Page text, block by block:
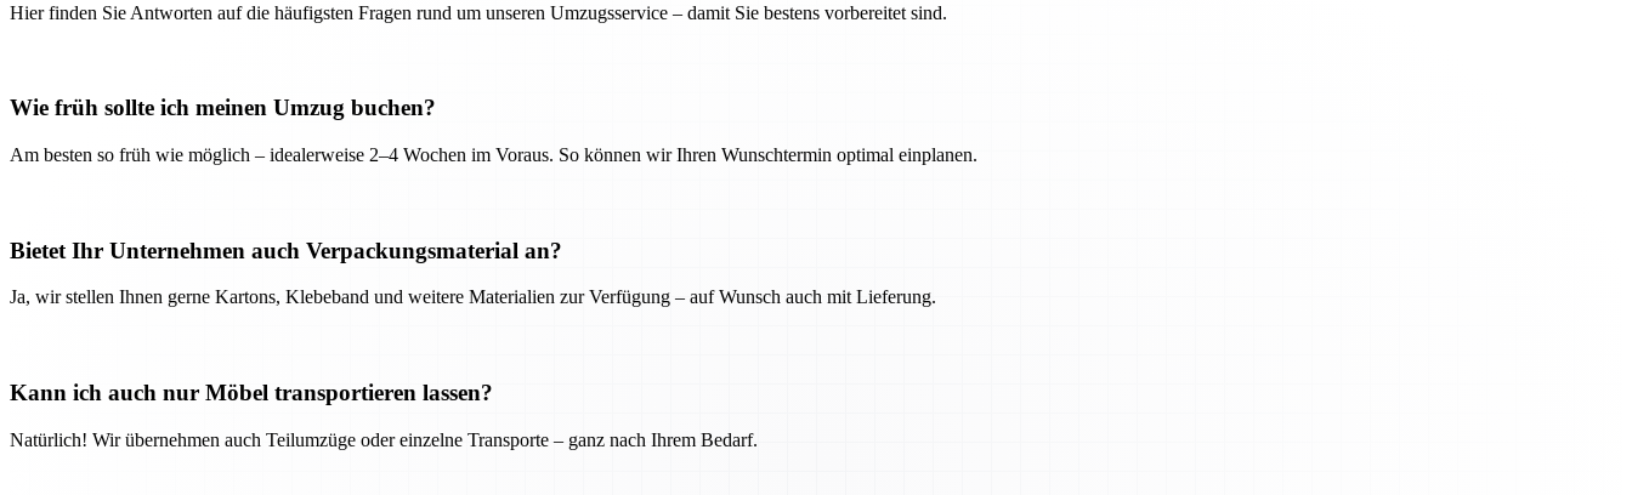
Hier finden Sie Antworten auf die häufigsten Fragen rund um unseren Umzugsservice – damit Sie bestens vorbereitet sind.
Wie früh sollte ich meinen Umzug buchen?
Am besten so früh wie möglich – idealerweise 2–4 Wochen im Voraus. So können wir Ihren Wunschtermin optimal einplanen.
Bietet Ihr Unternehmen auch Verpackungsmaterial an?
Ja, wir stellen Ihnen gerne Kartons, Klebeband und weitere Materialien zur Verfügung – auf Wunsch auch mit Lieferung.
Kann ich auch nur Möbel transportieren lassen?
Natürlich! Wir übernehmen auch Teilumzüge oder einzelne Transporte – ganz nach Ihrem Bedarf.